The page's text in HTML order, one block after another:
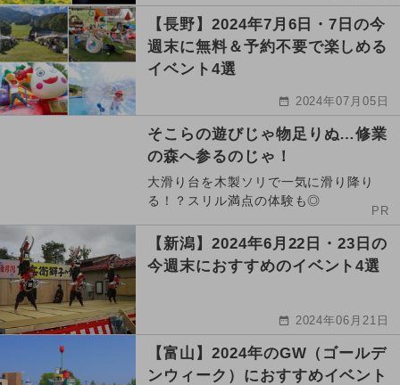
【長野】2024年7月6日・7日の今
週末に無料＆予約不要で楽しめる
イベント4選
2024年07月05日
そこらの遊びじゃ物足りぬ…修業
の森へ参るのじゃ！
大滑り台を木製ソリで一気に滑り降り
る！？スリル満点の体験も◎
PR
【新潟】2024年6月22日・23日の
今週末におすすめのイベント4選
2024年06月21日
【富山】2024年のGW（ゴールデ
ンウィーク）におすすめイベント